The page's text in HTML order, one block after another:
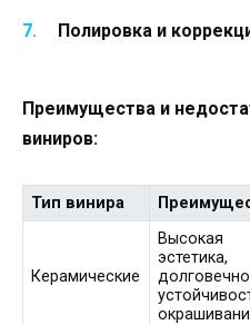
Полировка и
Преимущества и
виниров:
Тип винира
Керамические
Высокая
эстетика,